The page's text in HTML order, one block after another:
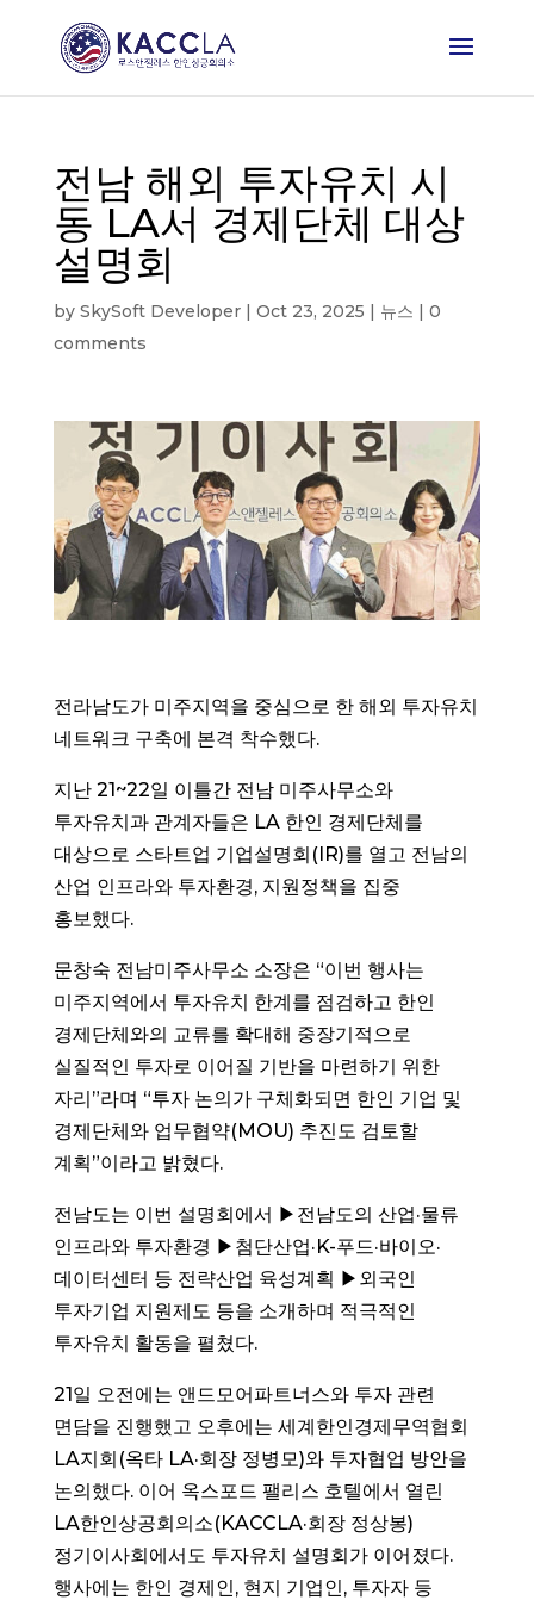
전남 해외 투자유치 시
동 LA서 경제단체 대상
설명회
by SkySoft Developer| Oct 23, 2025 | 뉴스 | 0
comments
전라남도가 미주지역을 중심으로 한 해외 투자유치
네트워크 구축에 본격 착수했다.
지난 21~22일 이틀간 전남 미주사무소와
투자유치과 관계자들은 LA 한인 경제단체를
대상으로 스타트업 기업설명회(IR)를 열고 전남의
산업 인프라와 투자환경, 지원정책을 집중
홍보했다.
문창숙 전남미주사무소 소장은 “이번 행사는
미주지역에서 투자유치 한계를 점검하고 한인
경제단체와의 교류를 확대해 중장기적으로
실질적인 투자로 이어질 기반을 마련하기 위한
자리”라며 “투자 논의가 구체화되면 한인 기업 및
경제단체와 업무협약(MOU) 추진도 검토할
계획”이라고 밝혔다.
전남도는 이번 설명회에서 ▶전남도의 산업·물류
인프라와 투자환경 ▶첨단산업·K-푸드·바이오·
데이터센터 등 전략산업 육성계획 ▶외국인
투자기업 지원제도 등을 소개하며 적극적인
투자유치 활동을 펼쳤다.
21일 오전에는 앤드모어파트너스와 투자 관련
면담을 진행했고 오후에는 세계한인경제무역협회
LA지회(옥타 LA·회장 정병모)와 투자협업 방안을
논의했다. 이어 옥스포드 팰리스 호텔에서 열린
LA한인상공회의소(KACCLA·회장 정상봉)
정기이사회에서도 투자유치 설명회가 이어졌다.
행사에는 한인 경제인, 현지 기업인, 투자자 등